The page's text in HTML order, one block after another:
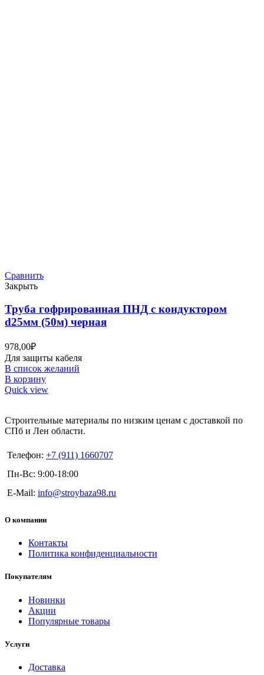
Сравнить
Закрыть
Труба гофрированная ПНД с кондуктором
d25мм (50м) черная
978,00₽
Для защиты кабеля
В список желаний
В корзину
Quick view
Строительные материалы по низким ценам с доставкой по
СПб и Лен области.
Телефон: +7 (911) 1660707
Пн-Вс: 9:00-18:00
E-Mail: info@stroybaza98.ru
О компании
Контакты
Политика конфиденциальности
Покупателям
Новинки
Акции
Популярные товары
Услуги
Доставка